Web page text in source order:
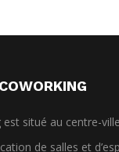
situé au centre-
de salles et